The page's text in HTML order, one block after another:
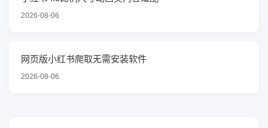
2026-08-06
网页版小红书爬取无需安装软件
2026-08-06